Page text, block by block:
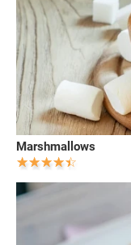
Marshmallows